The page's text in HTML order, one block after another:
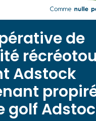
de
Adstock
golf